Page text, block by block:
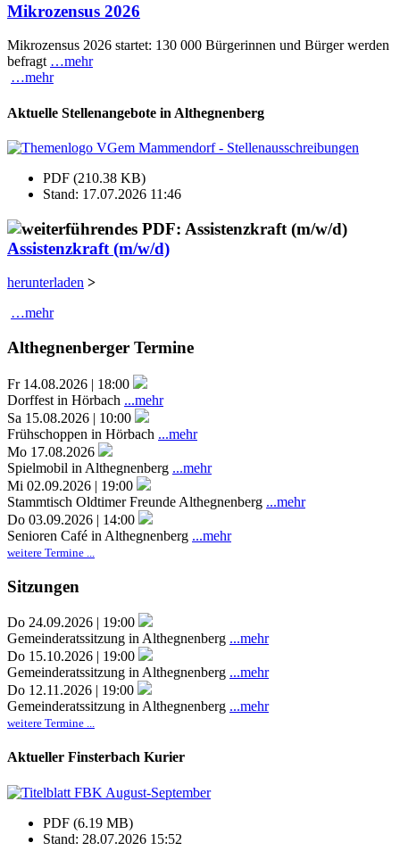
Mikrozensus 2026
Mikrozensus 2026 startet: 130 000 Bürgerinnen und Bürger werden
befragt …mehr
…mehr
Aktuelle Stellenangebote in Althegnenberg
PDF (210.38 KB)
Stand: 17.07.2026 11:46
Assistenzkraft (m/w/d)
herunterladen >
…mehr
Althegnenberger Termine
Fr 14.08.2026 | 18:00
Dorffest in Hörbach ...mehr
Sa 15.08.2026 | 10:00
Frühschoppen in Hörbach ...mehr
Mo 17.08.2026
Spielmobil in Althegnenberg ...mehr
Mi 02.09.2026 | 19:00
Stammtisch Oldtimer Freunde Althegnenberg ...mehr
Do 03.09.2026 | 14:00
Senioren Café in Althegnenberg ...mehr
weitere Termine ...
Sitzungen
Do 24.09.2026 | 19:00
Gemeinderatssitzung in Althegnenberg ...mehr
Do 15.10.2026 | 19:00
Gemeinderatssitzung in Althegnenberg ...mehr
Do 12.11.2026 | 19:00
Gemeinderatssitzung in Althegnenberg ...mehr
weitere Termine ...
Aktueller Finsterbach Kurier
PDF (6.19 MB)
Stand: 28.07.2026 15:52